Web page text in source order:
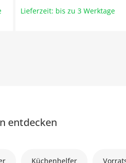
Lieferzeit: bis zu 3 Werktage
entdecken
Küchenhelfer